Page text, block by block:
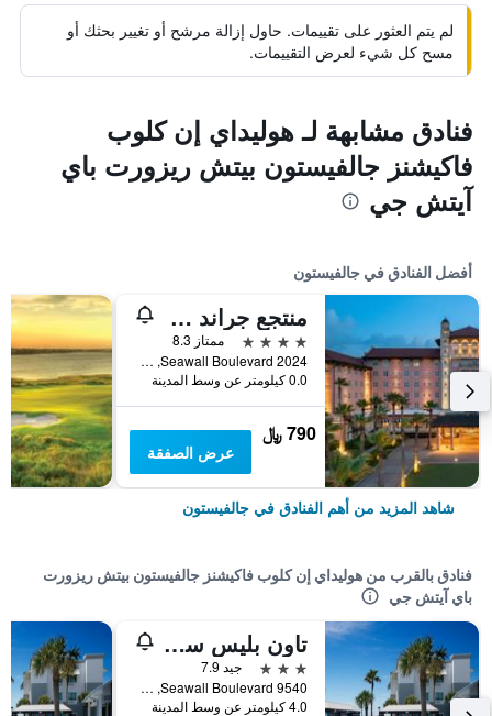
لم يتم العثور على تقييمات. حاول إزالة مرشح أو تغيير بحثك أو
مسح كل شيء لعرض التقييمات.
فنادق مشابهة لـ هوليداي إن كلوب
فاكيشنز جالفيستون بيتش ريزورت باي
آيتش جي
أفضل الفنادق في جالفيستون
منتجع جراند جالفيز، مجموعة أوتوغراف
4 نجوم
ممتاز 8.3
2024 Seawall Boulevard, جالفيستون, TX, الولايات المتحدة الأميريكية
0.0 كيلومتر عن وسط المدينة
790 ﷼
عرض الصفقة
شاهد المزيد من أهم الفنادق في جالفيستون
فنادق بالقرب من هوليداي إن كلوب فاكيشنز جالفيستون بيتش ريزورت
باي آيتش جي
تاون بليس سويتس باي ماريوت جالفستون آيلاند
3 نجوم
جيد 7.9
9540 Seawall Boulevard, جالفيستون, TX, الولايات المتحدة الأميريكية
4.0 كيلومتر عن وسط المدينة